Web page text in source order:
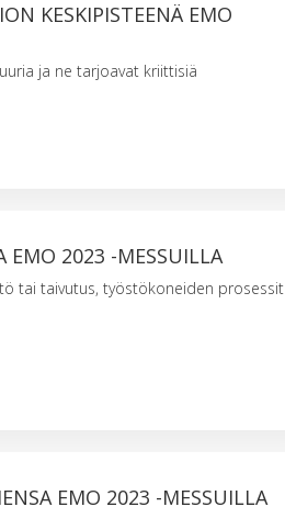
KESKIPISTEENÄ EMO
ja ne tarjoavat kriittisiä
EMO 2023 -MESSUILLA
tai taivutus, työstökoneiden prosessit
EMO 2023 -MESSUILLA